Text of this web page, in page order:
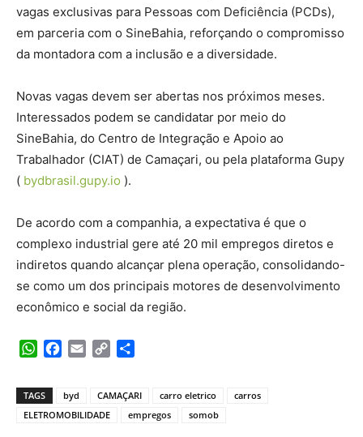
vagas exclusivas para Pessoas com Deficiência (PCDs),
em parceria com o SineBahia, reforçando o compromisso
da montadora com a inclusão e a diversidade.
Novas vagas devem ser abertas nos próximos meses.
Interessados podem se candidatar por meio do
SineBahia, do Centro de Integração e Apoio ao
Trabalhador (CIAT) de Camaçari, ou pela plataforma Gupy
( bydbrasil.gupy.io ).
De acordo com a companhia, a expectativa é que o
complexo industrial gere até 20 mil empregos diretos e
indiretos quando alcançar plena operação, consolidando-
se como um dos principais motores de desenvolvimento
econômico e social da região.
WhatsApp
Facebook
Email Copy
TAGS byd CAMAÇARI carro eletrico
carros
ELETROMOBILIDADE
empregos somob